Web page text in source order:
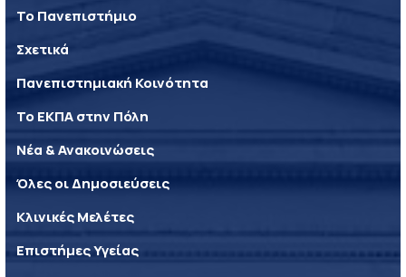
Το Πανεπιστήμιο
Σχετικά
Πανεπιστημιακή Κοινότητα
Το ΕΚΠΑ στην Πόλη
Νέα & Ανακοινώσεις
Όλες οι Δημοσιεύσεις
Κλινικές Μελέτες
Επιστήμες Υγείας